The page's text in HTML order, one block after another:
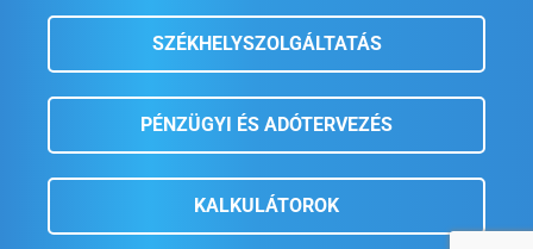
SZÉKHELYSZOLGÁLTATÁS
PÉNZÜGYI ÉS ADÓTERVEZÉS
KALKULÁTOROK